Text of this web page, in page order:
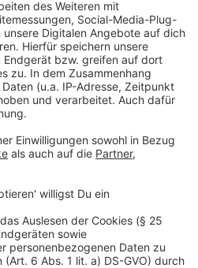
Hebborn, Kirche nach
Kürten Schulz. nach
Wipperfürth, Busbf. nach
Odenthal, Schule nach
Berg. Gladbach S nach